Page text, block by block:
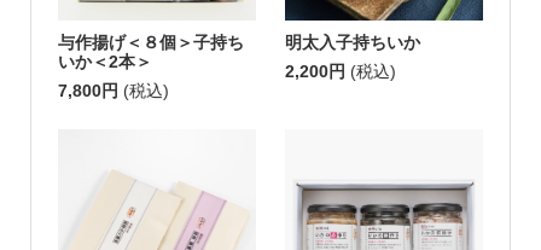
与作揚げ＜８個＞子持ち
いか＜2本＞
7,800円 (税込)
明太入子持ちいか
2,200円 (税込)